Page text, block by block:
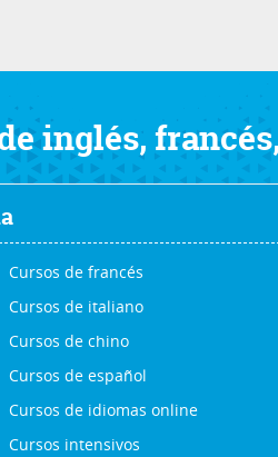
inglés,
Cursos de francés
Cursos de italiano
Cursos de chino
Cursos de español
Cursos de idiomas online
Cursos intensivos